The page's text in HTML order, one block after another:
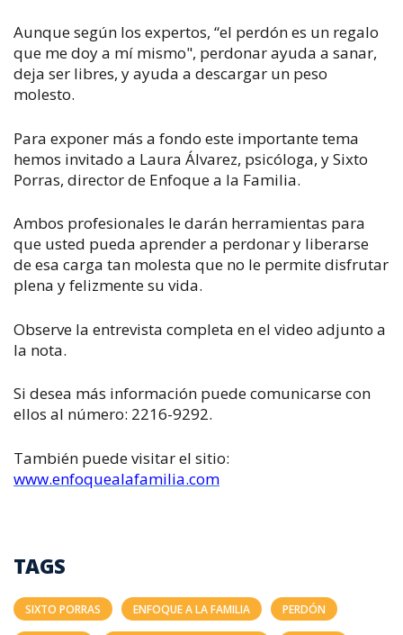
Aunque según los expertos, “el perdón es un regalo
que me doy a mí mismo", perdonar ayuda a sanar,
deja ser libres, y ayuda a descargar un peso
molesto.
Para exponer más a fondo este importante tema
hemos invitado a Laura Álvarez, psicóloga, y Sixto
Porras, director de Enfoque a la Familia.
Ambos profesionales le darán herramientas para
que usted pueda aprender a perdonar y liberarse
de esa carga tan molesta que no le permite disfrutar
plena y felizmente su vida.
Observe la entrevista completa en el video adjunto a
la nota.
Si desea más información puede comunicarse con
ellos al número: 2216-9292.
También puede visitar el sitio:
www.enfoquealafamilia.com
TAGS
SIXTO PORRAS ENFOQUE A LA FAMILIA PERDÓN